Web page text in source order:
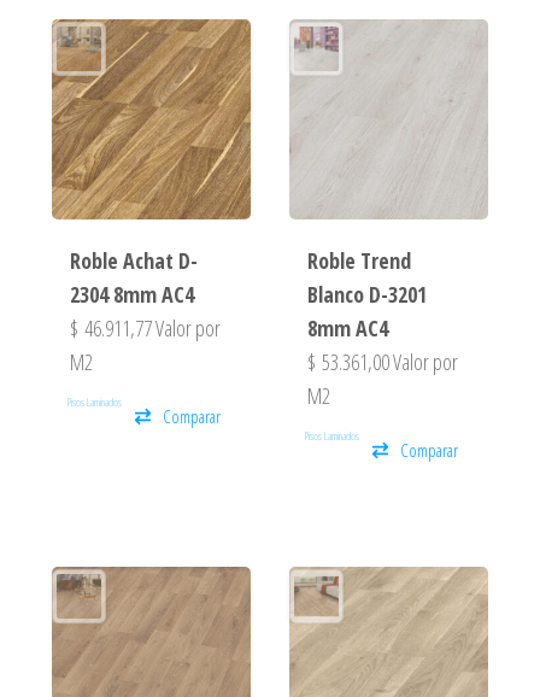
Roble Achat D-
2304 8mm AC4
$ 46.911,77Valor por
M2
Pisos Laminados
Comparar
Roble Trend
Blanco D-3201
8mm AC4
$ 53.361,00Valor por
M2
Pisos Laminados
Comparar